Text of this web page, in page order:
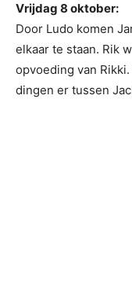
Vrijdag 8 oktober:
Door Ludo komen
elkaar te staan. Rik
opvoeding van
dingen er tussen